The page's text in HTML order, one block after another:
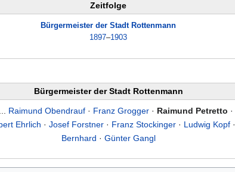
Zeitfolge
Bürgermeister der Stadt Rottenmann
1897–1903
Bürgermeister der Stadt Rottenmann
Raimund Obendrauf · Franz Grogger · Raimund Petretto ·
Ehrlich · Josef Forstner· Franz Stockinger· Ludwig Kopf·
Bernhard · Günter Gangl